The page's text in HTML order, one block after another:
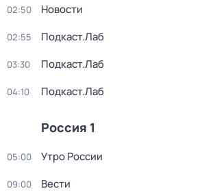
02:50 Новости
02:55 Подкаст.Лаб
03:30 Подкаст.Лаб
04:10 Подкаст.Лаб
Россия 1
05:00 Утро России
09:00 Вести